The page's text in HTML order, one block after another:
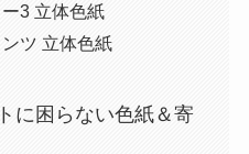
3 立体色紙
ツ 立体色紙
に困らない色紙＆寄